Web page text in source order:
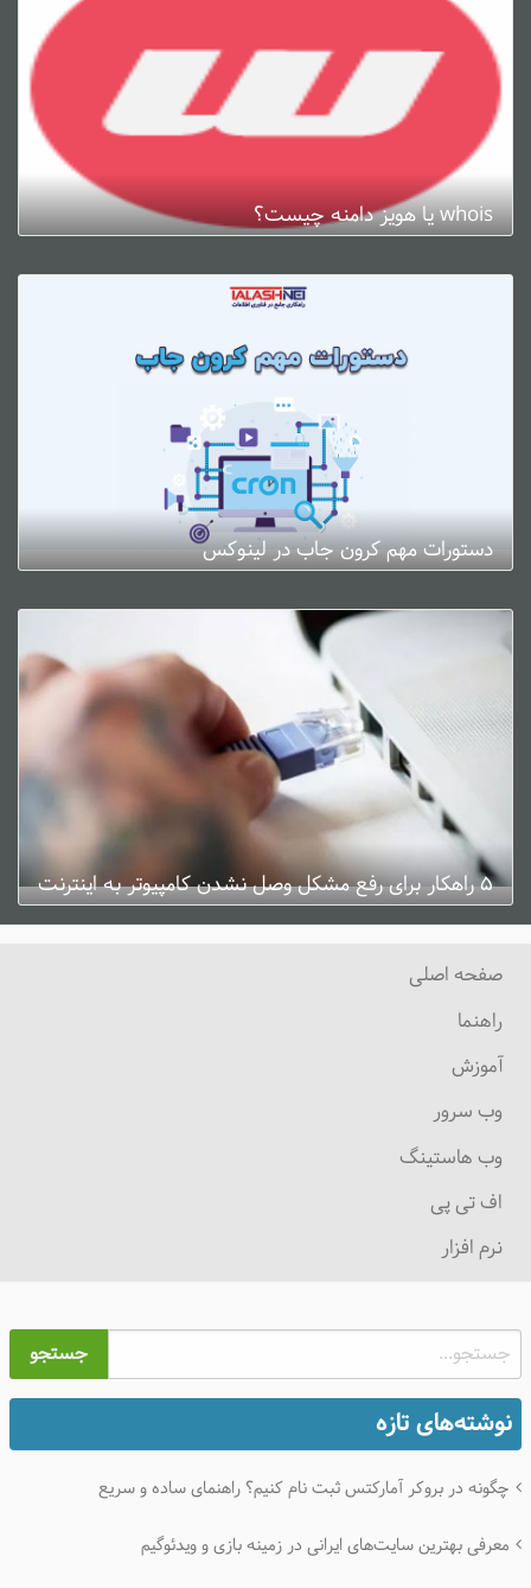
whois یا هویز دامنه چیست؟
دستورات مهم کرون جاب در لینوکس
۵ راهکار برای رفع مشکل وصل نشدن کامپیوتر به اینترنت
صفحه اصلی
راهنما
آموزش
وب سرور
وب هاستینگ
اف تی پی
نرم افزار
جستجو
نوشته‌های تازه
چگونه در بروکر آمارکتس ثبت نام کنیم؟ راهنمای ساده و سریع
معرفی بهترین سایت‌های ایرانی در زمینه بازی و ویدئوگیم